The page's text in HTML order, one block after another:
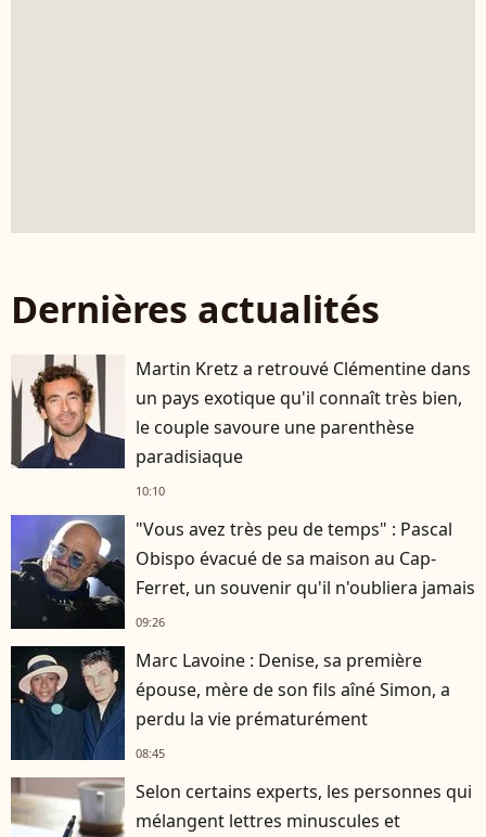
Dernières actualités
Martin Kretz a retrouvé Clémentine dans
un pays exotique qu'il connaît très bien,
le couple savoure une parenthèse
paradisiaque
10:10
"Vous avez très peu de temps" : Pascal
Obispo évacué de sa maison au Cap-
Ferret, un souvenir qu'il n'oubliera jamais
09:26
Marc Lavoine : Denise, sa première
épouse, mère de son fils aîné Simon, a
perdu la vie prématurément
08:45
Selon certains experts, les personnes qui
mélangent lettres minuscules et